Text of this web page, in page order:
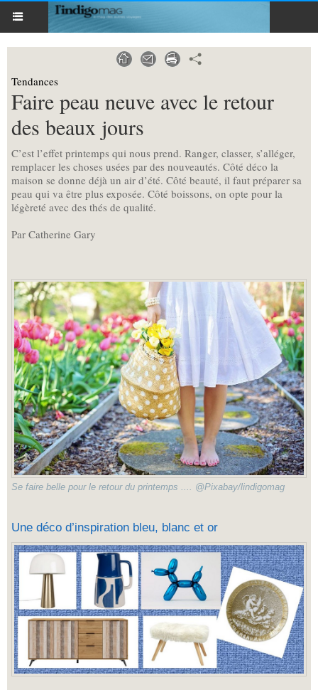
Tendances
Faire peau neuve avec le retour
des beaux jours
C’est l’effet printemps qui nous prend. Ranger, classer, s’alléger,
remplacer les choses usées par des nouveautés. Côté déco la
maison se donne déjà un air d’été. Côté beauté, il faut préparer sa
peau qui va être plus exposée. Côté boissons, on opte pour la
légèreté avec des thés de qualité.
Par Catherine Gary
Se faire belle pour le retour du printemps .... @Pixabay/lindigomag
Une déco d’inspiration bleu, blanc et or